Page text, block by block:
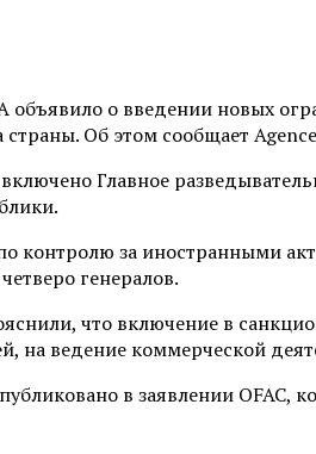
о введении новых
Об этом сообщает
Главное
контролю за иностранными
генералов.
что включение в
на ведение коммерческой
в заявлении OFAC,